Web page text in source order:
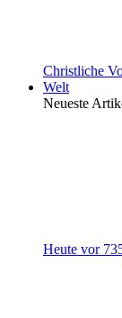
Christliche
Welt
Neueste
Heute vor